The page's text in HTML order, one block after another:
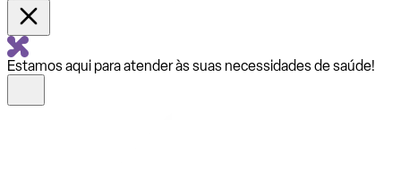
Estamos aqui para atender às suas necessidades de saúde!